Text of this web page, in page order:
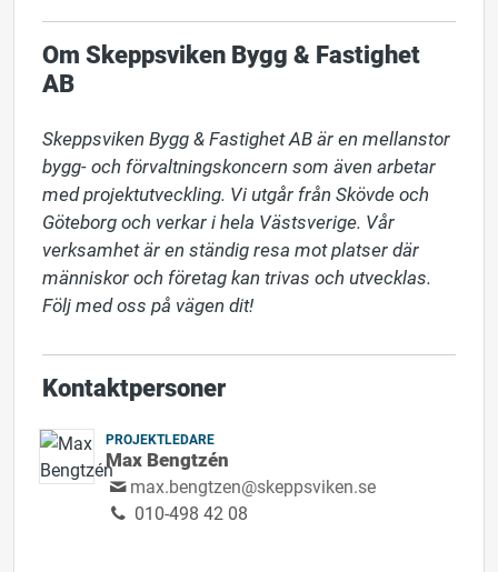
Om Skeppsviken Bygg & Fastighet
AB
Skeppsviken Bygg & Fastighet AB är en mellanstor
bygg- och förvaltningskoncern som även arbetar
med projektutveckling. Vi utgår från Skövde och
Göteborg och verkar i hela Västsverige. Vår
verksamhet är en ständig resa mot platser där
människor och företag kan trivas och utvecklas.
Följ med oss på vägen dit!​
Kontaktpersoner
PROJEKTLEDARE
Max Bengtzén
max.bengtzen@skeppsviken.se
010-498 42 08